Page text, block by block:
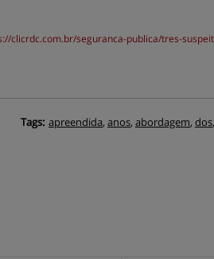
clicrdc.com.br/seguranca-publica/tres-
Tags: apreendida, anos, abordagem, dos,